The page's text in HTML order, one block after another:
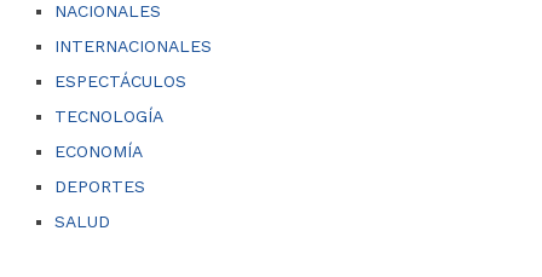
NACIONALES
INTERNACIONALES
ESPECTÁCULOS
TECNOLOGÍA
ECONOMÍA
DEPORTES
SALUD